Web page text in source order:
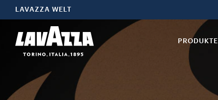
LAVAZZA WELT
PRODUKTE